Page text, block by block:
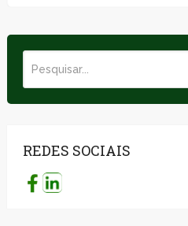
REDES SOCIAIS